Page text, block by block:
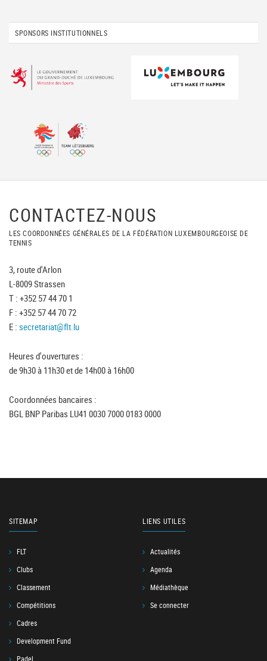
SPONSORS INSTITUTIONNELS
CONTACTEZ-NOUS
LES COORDONNÉES GÉNÉRALES DE LA FÉDÉRATION LUXEMBOURGEOISE DE
TENNIS
3, route d'Arlon
L-8009 Strassen
T : +352 57 44 70 1
F : +352 57 44 70 72
E : secretariat@flt.lu
Heures d'ouvertures :
de 9h30 à 11h30 et de 14h00 à 16h00
Coordonnées bancaires :
BGL BNP Paribas LU41 0030 7000 0183 0000
SITEMAP
FLT
Clubs
Classement
Compétitions
Cadres
Development Fund
Padel
LIENS UTILES
Actualités
Agenda
Médiathèque
Se connecter